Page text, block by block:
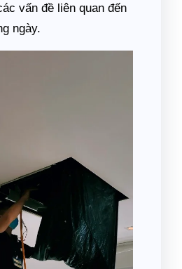
vấn đề liên quan đến
ngày.